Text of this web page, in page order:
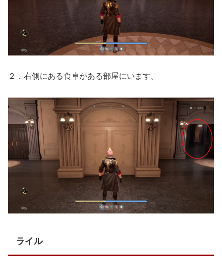
２．右側にある食卓がある部屋にいます。
ライル